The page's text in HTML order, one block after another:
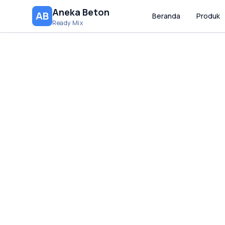
AB Aneka Beton
Ready Mix
Beranda Produk